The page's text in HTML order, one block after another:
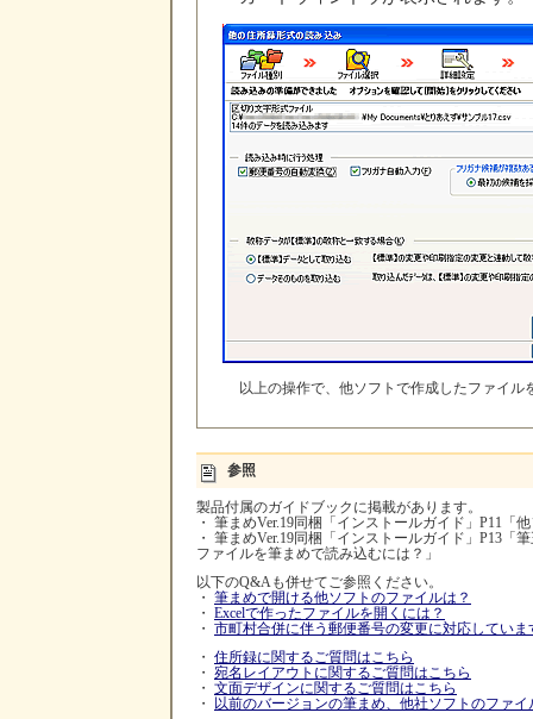
以上の操作で、他ソフトで作成したファイ
参照
製品付属のガイドブックに掲載があります。
・ 筆まめVer.19同梱「インストールガイド」P11「
・ 筆まめVer.19同梱「インストールガイド」P13「
ファイルを筆まめで読み込むには？」
以下のQ&Aも併せてご参照ください。
・ 筆まめで開ける他ソフトのファイルは？
・ Excelで作ったファイルを開くには？
・ 市町村合併に伴う郵便番号の変更に対応していま
・ 住所録に関するご質問はこちら
・ 宛名レイアウトに関するご質問はこちら
・ 文面デザインに関するご質問はこちら
・
以前のバージョンの筆まめ、他社ソフトのファ